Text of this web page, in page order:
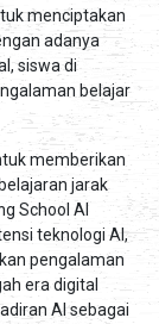
menciptakan
adanya
siswa di
belajar
memberikan
jarak
School Al
teknologi AI,
pengalaman
era digital
AI sebagai